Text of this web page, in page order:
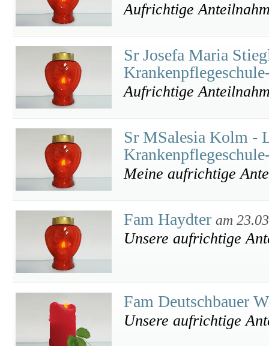
Aufrichtige
Sr Josefa Maria
Aufrichtige
Sr MSalesia Kolm -
Meine aufrichtige
Fam Haydter am
Unsere aufrichtige
Fam Deutschbauer
Unsere aufrichtige